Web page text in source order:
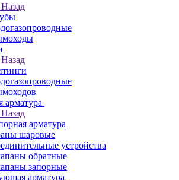
Назад
Назад
арматура
Назад
арматура
шаровые
устройства
обратные
запорные
арматура